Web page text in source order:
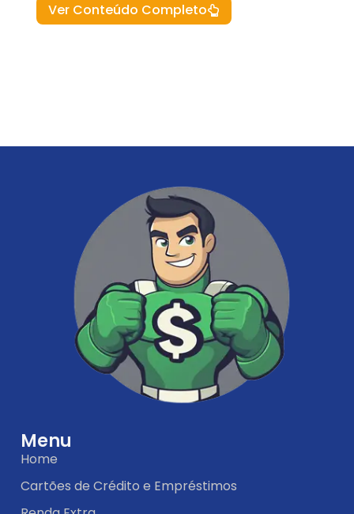
Ver Conteúdo Completo
Menu
Home
Cartões de Crédito e Empréstimos